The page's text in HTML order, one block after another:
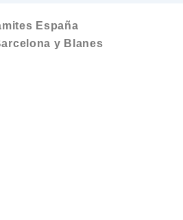
España
y Blanes